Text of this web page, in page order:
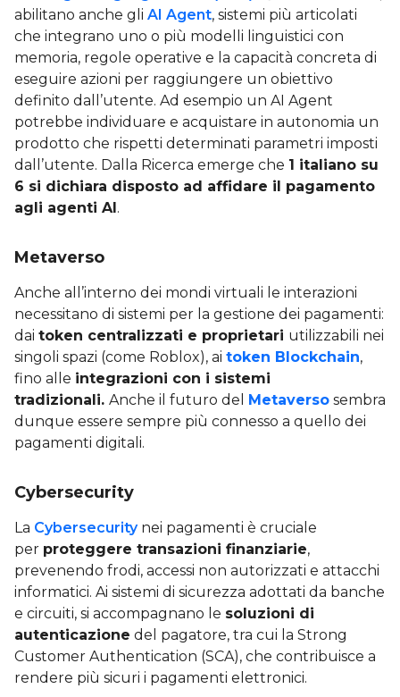
abilitano anche gli AI Agent, sistemi più articolati
che integrano uno o più modelli linguistici con
memoria, regole operative e la capacità concreta di
eseguire azioni per raggiungere un obiettivo
definito dall’utente. Ad esempio un AI Agent
potrebbe individuare e acquistare in autonomia un
prodotto che rispetti determinati parametri imposti
dall’utente. Dalla Ricerca emerge che 1 italiano su
6 si dichiara disposto ad affidare il pagamento
agli agenti AI.
Metaverso
Anche all’interno dei mondi virtuali le interazioni
necessitano di sistemi per la gestione dei pagamenti:
dai token centralizzati e proprietari utilizzabili nei
singoli spazi (come Roblox), ai token Blockchain,
fino alle integrazioni con i sistemi
tradizionali. Anche il futuro del Metaverso sembra
dunque essere sempre più connesso a quello dei
pagamenti digitali.
Cybersecurity
La Cybersecuritynei pagamenti è cruciale
per proteggere transazioni finanziarie,
prevenendo frodi, accessi non autorizzati e attacchi
informatici. Ai sistemi di sicurezza adottati da banche
e circuiti, si accompagnano le soluzioni di
autenticazione del pagatore, tra cui la Strong
Customer Authentication (SCA), che contribuisce a
rendere più sicuri i pagamenti elettronici.